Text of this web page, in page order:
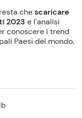
chescaricare
2023 e l'analisi
conoscere i trend
Paesi del mondo.